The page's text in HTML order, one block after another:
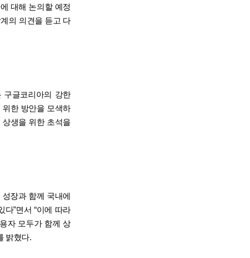
대해 논의할 예정
의 의견을 듣고 다
구글코리아의 강한
위한 방안을 모색하
생을 위한 초석을
장과 함께 국내에
”면서 “이에 따라
자 모두가 함께 상
밝혔다.